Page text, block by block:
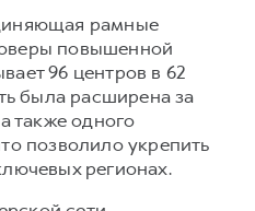
рамные
повышенной
96 центров в 62
была расширена за
также одного
позволило укрепить
регионах.